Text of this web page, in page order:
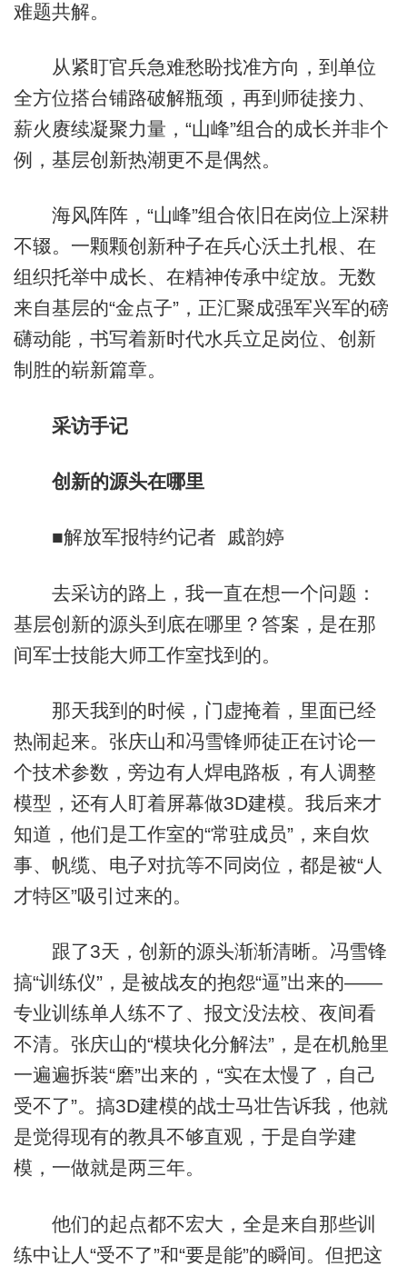
难题共解。
从紧盯官兵急难愁盼找准方向，到单位
全方位搭台铺路破解瓶颈，再到师徒接力、
薪火赓续凝聚力量，“山峰”组合的成长并非个
例，基层创新热潮更不是偶然。
海风阵阵，“山峰”组合依旧在岗位上深耕
不辍。一颗颗创新种子在兵心沃土扎根、在
组织托举中成长、在精神传承中绽放。无数
来自基层的“金点子”，正汇聚成强军兴军的磅
礴动能，书写着新时代水兵立足岗位、创新
制胜的崭新篇章。
采访手记
创新的源头在哪里
■解放军报特约记者 戚韵婷
去采访的路上，我一直在想一个问题：
基层创新的源头到底在哪里？答案，是在那
间军士技能大师工作室找到的。
那天我到的时候，门虚掩着，里面已经
热闹起来。张庆山和冯雪锋师徒正在讨论一
个技术参数，旁边有人焊电路板，有人调整
模型，还有人盯着屏幕做3D建模。我后来才
知道，他们是工作室的“常驻成员”，来自炊
事、帆缆、电子对抗等不同岗位，都是被“人
才特区”吸引过来的。
跟了3天，创新的源头渐渐清晰。冯雪锋
搞“训练仪”，是被战友的抱怨“逼”出来的——
专业训练单人练不了、报文没法校、夜间看
不清。张庆山的“模块化分解法”，是在机舱里
一遍遍拆装“磨”出来的，“实在太慢了，自己
受不了”。搞3D建模的战士马壮告诉我，他就
是觉得现有的教具不够直观，于是自学建
模，一做就是两三年。
他们的起点都不宏大，全是来自那些训
练中让人“受不了”和“要是能”的瞬间。但把这